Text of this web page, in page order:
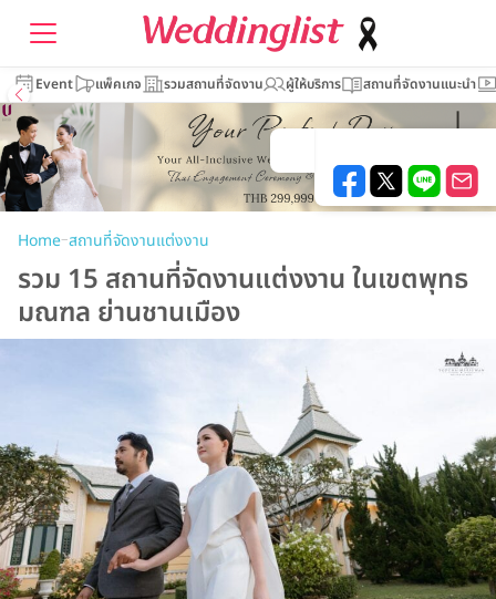
Event แพ็คเกจ รวมสถานที่จัดงาน ผู้ให้บริการ สถานที่จัดงานแนะนำ
Home–สถานที่จัดงานแต่งงาน
รวม 15 สถานที่จัดงานแต่งงาน ในเขตพุทธ
มณฑล ย่านชานเมือง